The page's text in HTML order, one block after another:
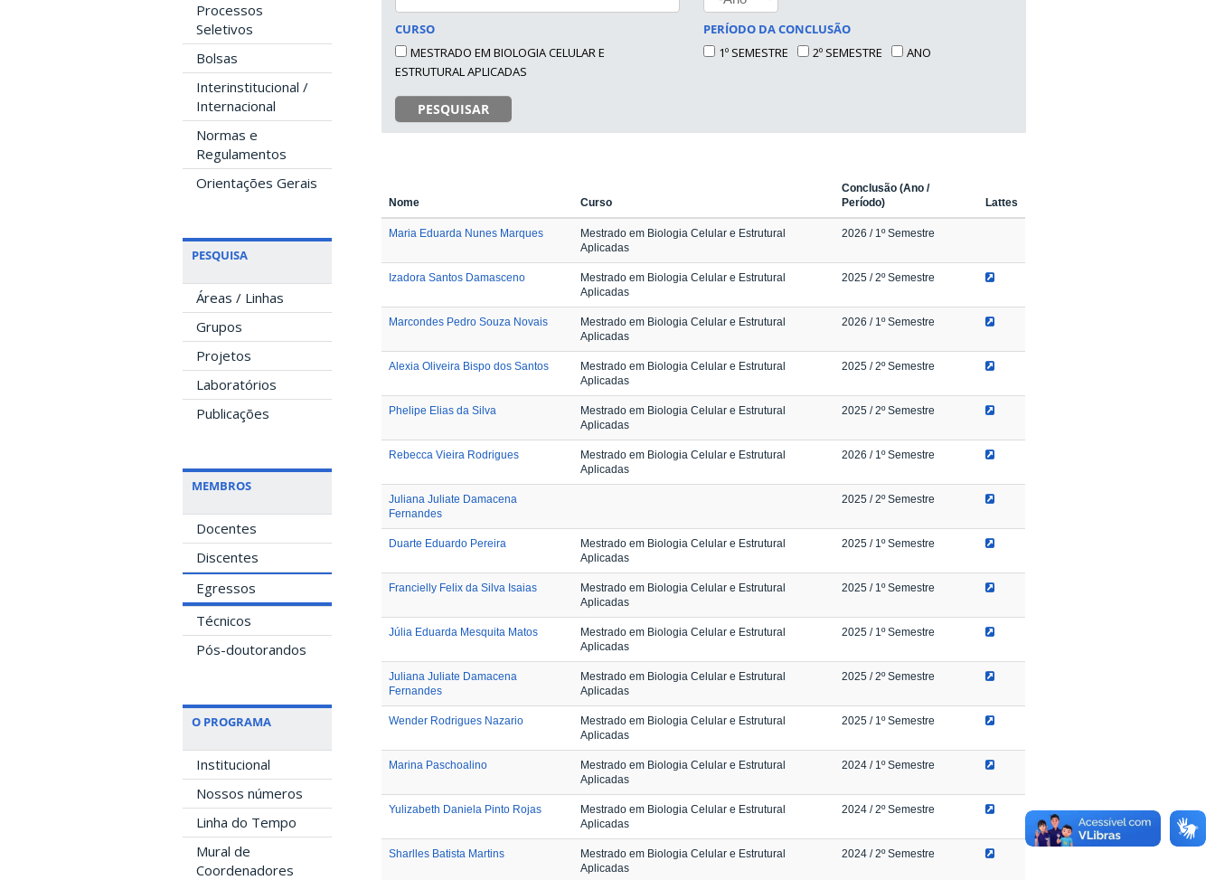
Processos
Seletivos
Bolsas
Interinstitucional /
Internacional
Normas e
Regulamentos
Orientações Gerais
PESQUISA
Áreas / Linhas
Grupos
Projetos
Laboratórios
Publicações
MEMBROS
Docentes
Discentes
Egressos
Técnicos
Pós-doutorandos
O PROGRAMA
Institucional
Nossos números
Linha do Tempo
Mural de
Coordenadores
CURSO
MESTRADO EM BIOLOGIA CELULAR E
ESTRUTURAL APLICADAS
PESQUISAR
ANO
PERÍODO DA CONCLUSÃO
1º SEMESTRE
2º SEMESTRE ANO
Nome Curso
Conclusão (Ano /
Período)
Lattes
Maria Eduarda Nunes Marques
Mestrado em Biologia Celular e Estrutural
Aplicadas
2026 / 1º Semestre
Izadora Santos Damasceno
Mestrado em Biologia Celular e Estrutural
Aplicadas
2025 / 2º Semestre
Marcondes Pedro Souza Novais
Mestrado em Biologia Celular e Estrutural
Aplicadas
2026 / 1º Semestre
Alexia Oliveira Bispo dos Santos
Mestrado em Biologia Celular e Estrutural
Aplicadas
2025 / 2º Semestre
Phelipe Elias da Silva
Mestrado em Biologia Celular e Estrutural
Aplicadas
2025 / 2º Semestre
Rebecca Vieira Rodrigues
Mestrado em Biologia Celular e Estrutural
Aplicadas
2026 / 1º Semestre
Juliana Juliate Damacena
Fernandes
2025 / 2º Semestre
Duarte Eduardo Pereira
Mestrado em Biologia Celular e Estrutural
Aplicadas
2025 / 1º Semestre
Francielly Felix da Silva Isaias
Mestrado em Biologia Celular e Estrutural
Aplicadas
2025 / 1º Semestre
Júlia Eduarda Mesquita Matos
Mestrado em Biologia Celular e Estrutural
Aplicadas
2025 / 1º Semestre
Juliana Juliate Damacena
Fernandes
Mestrado em Biologia Celular e Estrutural
Aplicadas
2025 / 2º Semestre
Wender Rodrigues Nazario
Mestrado em Biologia Celular e Estrutural
Aplicadas
2025 / 1º Semestre
Marina Paschoalino
Mestrado em Biologia Celular e Estrutural
Aplicadas
2024 / 1º Semestre
Yulizabeth Daniela Pinto Rojas
Mestrado em Biologia Celular e Estrutural
Aplicadas
2024 / 2º Semestre
Sharlles Batista Martins
Mestrado em Biologia Celular e Estrutural
Aplicadas
2024 / 2º Semestre